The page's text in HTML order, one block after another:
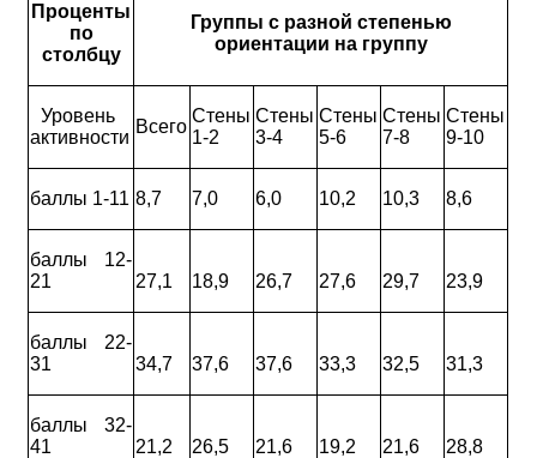
Проценты
по
столбцу
Группы с разной степенью
ориентации на группу
Уровень
активности
Всего
Стены
1-2
Стены
3-4
Стены
5-6
Стены
7-8
Стены
9-10
баллы 1-11 8,7 7,0 6,0 10,2 10,3 8,6
баллы 12-
21
27,1 18,9 26,7 27,6 29,7 23,9
баллы 22-
31
34,7 37,6 37,6 33,3 32,5 31,3
баллы 32-
41
21,2 26,5 21,6 19,2 21,6 28,8